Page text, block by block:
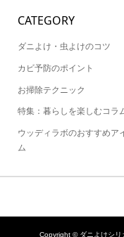
CATEGORY
ダニよけ・虫よけのコツ
カビ予防のポイント
お掃除テクニック
特集：暮らしを楽しむコラ
ウッディラボのおすすめア
ム
Copyright ©ダニよけシリ